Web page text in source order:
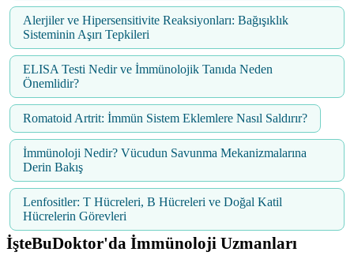
Alerjiler ve Hipersensitivite Reaksiyonları: Bağışıklık
Sisteminin Aşırı Tepkileri
ELISA Testi Nedir ve İmmünolojik Tanıda Neden
Önemlidir?
Romatoid Artrit: İmmün Sistem Eklemlere Nasıl Saldırır?
İmmünoloji Nedir? Vücudun Savunma Mekanizmalarına
Derin Bakış
Lenfositler: T Hücreleri, B Hücreleri ve Doğal Katil
Hücrelerin Görevleri
İşteBuDoktor'da İmmünoloji Uzmanları